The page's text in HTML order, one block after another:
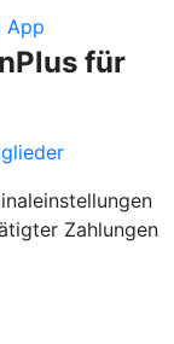
App
für
Zahlungen